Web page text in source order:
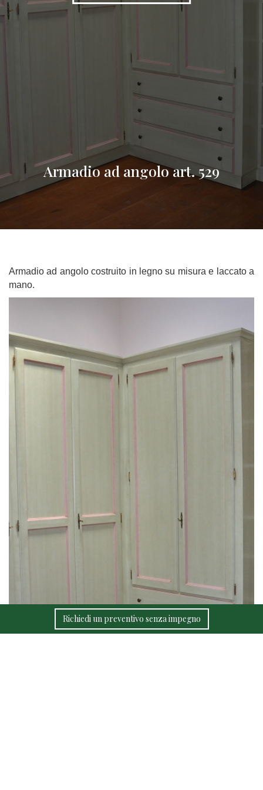
Armadio ad angolo art. 529
Armadio ad angolo costruito in legno su misura e laccato a
mano.
Richiedi un preventivo senza impegno